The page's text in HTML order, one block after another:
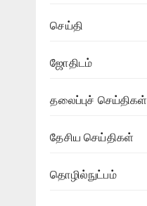
செய்தி
ஜோதிடம்
தலைப்புச் செய்திகள்
தேசிய செய்திகள்
தொழில்நுட்பம்